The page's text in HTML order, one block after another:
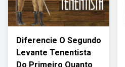
Diferencie O Segundo
Levante Tenentista
Do Primeiro Quanto